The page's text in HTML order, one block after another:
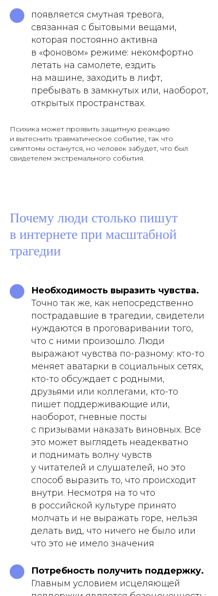
появляется смутная тревога,
связанная с бытовыми вещами,
которая постоянно активна
в «фоновом» режиме: некомфортно
летать на самолете, ездить
на машине, заходить в лифт,
пребывать в замкнутых или, наоборот,
открытых пространствах.
Психика может проявить защитную реакцию
и вытеснить травматическое событие, так что
симптомы останутся, но человек забудет, что был
свидетелем экстремального события.
Почему люди столько пишут
в интернете при масштабной
трагедии
Необходимость выразить чувства.
Точно так же, как непосредственно
пострадавшие в трагедии, свидетели
нуждаются в проговаривании того,
что с ними произошло. Люди
выражают чувства по-разному: кто-то
меняет аватарки в социальных сетях,
кто-то обсуждает с родными,
друзьями или коллегами, кто-то
пишет поддерживающие или,
наоборот, гневные посты
с призывами наказать виновных. Все
это может выглядеть неадекватно
и поднимать волну чувств
у читателей и слушателей, но это
способ выразить то, что происходит
внутри. Несмотря на то что
в российской культуре принято
молчать и не выражать горе, нельзя
делать вид, что ничего не было или
что это не имело значения
Потребность получить поддержку.
Главным условием исцеляющей